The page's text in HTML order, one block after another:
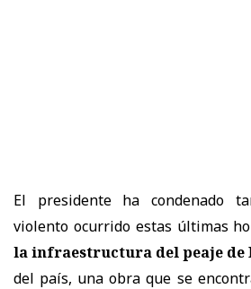
El presidente ha condenado
violento ocurrido estas últimas
la infraestructura del peaje de
del país, una obra que se